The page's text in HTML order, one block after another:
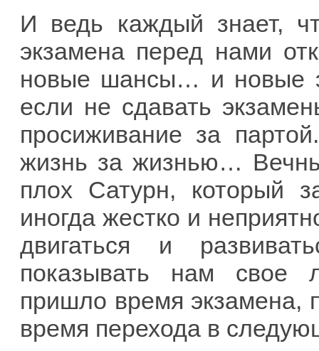
И ведь каждый знает,
экзамена перед нами
новые шансы… и новые
если не сдавать
просиживание за
жизнь за жизнью…
плох Сатурн, который
иногда жестко и
двигаться и
показывать нам свое
пришло время
время перехода в